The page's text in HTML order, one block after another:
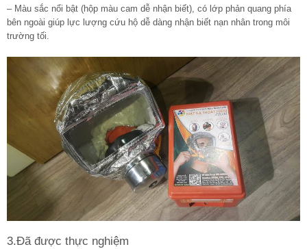
– Màu sắc nổi bật (hộp màu cam dễ nhận biết), có lớp phản quang phía
bên ngoài giúp lực lượng cứu hộ dễ dàng nhận biết nạn nhân trong môi
trường tối.
3.Đã được thực nghiệm